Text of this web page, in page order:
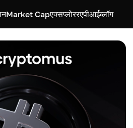
Market Capएक्सप्लोररएपीआईब्लॉग